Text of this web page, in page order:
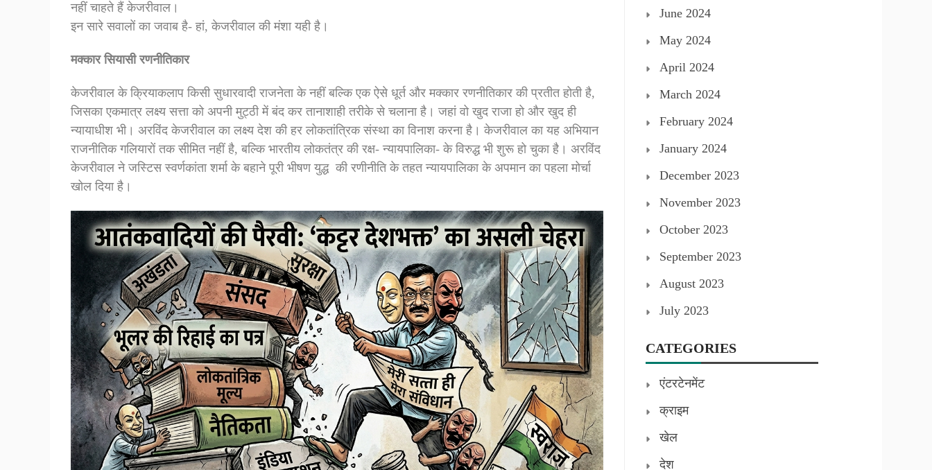
नहीं चाहते हैं केजरीवाल।
इन सारे सवालों का जवाब है- हां, केजरीवाल की मंशा यही है।
मक्कार सियासी रणनीतिकार
केजरीवाल के क्रियाकलाप किसी सुधारवादी राजनेता के नहीं बल्कि एक ऐसे धूर्त और मक्कार रणनीतिकार की प्रतीत होती है,
जिसका एकमात्र लक्ष्य सत्ता को अपनी मुट्ठी में बंद कर तानाशाही तरीके से चलाना है। जहां वो खुद राजा हो और खुद ही
न्यायाधीश भी। अरविंद केजरीवाल का लक्ष्य देश की हर लोकतांत्रिक संस्था का विनाश करना है। केजरीवाल का यह अभियान
राजनीतिक गलियारों तक सीमित नहीं है, बल्कि भारतीय लोकतंत्र की रक्ष- न्यायपालिका- के विरुद्ध भी शुरू हो चुका है। अरविंद
केजरीवाल ने जस्टिस स्वर्णकांता शर्मा के बहाने पूरी भीषण युद्ध की रणीनीति के तहत न्यायपालिका के अपमान का पहला मोर्चा
खोल दिया है।
June 2024
May 2024
April 2024
March 2024
February 2024
January 2024
December 2023
November 2023
October 2023
September 2023
August 2023
July 2023
CATEGORIES
एंटरटेनमेंट
क्राइम
खेल
देश